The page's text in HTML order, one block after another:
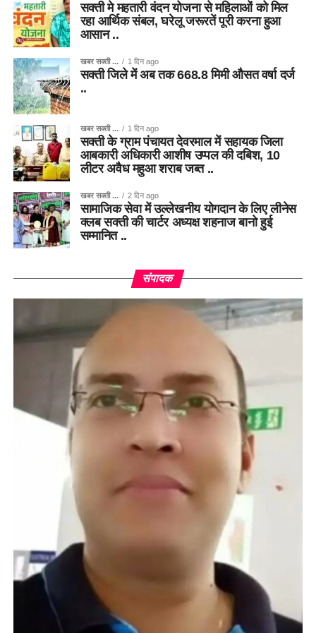
सक्ती मे महतारी वंदन योजना से महिलाओं को मिल
रहा आर्थिक संबल, घरेलू जरूरतें पूरी करना हुआ
आसान ..
खबर सक्ती ... 1 दिन ago
सक्ती जिले में अब तक 668.8 मिमी औसत वर्षा दर्ज
..
खबर सक्ती ... 1 दिन ago
सक्ती के ग्राम पंचायत देवरमाल में सहायक जिला
आबकारी अधिकारी आशीष उप्पल की दबिश, 10
लीटर अवैध महुआ शराब जब्त ..
खबर सक्ती ... 2 दिन ago
सामाजिक सेवा में उल्लेखनीय योगदान के लिए लीनेस
क्लब सक्ती की चार्टर अध्यक्ष शहनाज बानो हुई
सम्मानित ..
संपादक